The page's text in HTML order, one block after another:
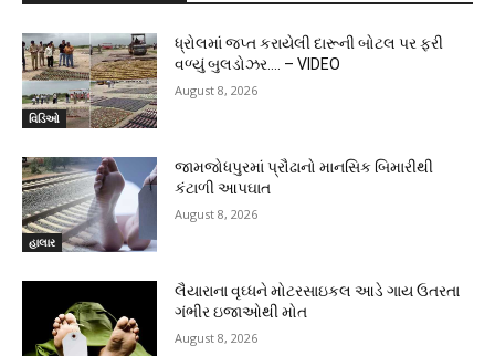
વિડિઓ
ધ્રોલમાં જપ્ત કરાયેલી દારૂની બોટલ પર ફરી
વળ્યું બુલડોઝર…. – VIDEO
August 8, 2026
હાલાર
જામજોધપુરમાં પ્રૌઢાનો માનસિક બિમારીથી
કંટાળી આપઘાત
August 8, 2026
લૈયારાના વૃઘ્ધને મોટરસાઇકલ આડે ગાય ઉતરતા
ગંભીર ઇજાઓથી મોત
August 8, 2026